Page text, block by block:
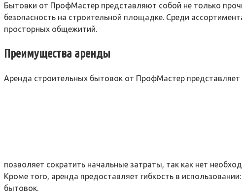
Бытовки от ПрофМастер представляют собой не только
безопасность на строительной площадке. Среди
просторных общежитий.
Преимущества аренды
Аренда строительных бытовок от ПрофМастер
позволяет сократить начальные затраты, так как нет
Кроме того, аренда предоставляет гибкость в
бытовок.